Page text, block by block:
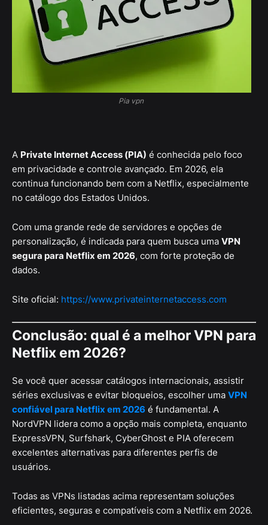
Pia vpn
A Private Internet Access (PIA) é conhecida pelo foco
em privacidade e controle avançado. Em 2026, ela
continua funcionando bem com a Netflix, especialmente
no catálogo dos Estados Unidos.
Com uma grande rede de servidores e opções de
personalização, é indicada para quem busca uma VPN
segura para Netflix em 2026, com forte proteção de
dados.
Site oficial: https://www.privateinternetaccess.com
Conclusão: qual é a melhor VPN para
Netflix em 2026?
Se você quer acessar catálogos internacionais, assistir
séries exclusivas e evitar bloqueios, escolher uma VPN
confiável para Netflix em 2026 é fundamental. A
NordVPN lidera como a opção mais completa, enquanto
ExpressVPN, Surfshark, CyberGhost e PIA oferecem
excelentes alternativas para diferentes perfis de
usuários.
Todas as VPNs listadas acima representam soluções
eficientes, seguras e compatíveis com a Netflix em 2026.